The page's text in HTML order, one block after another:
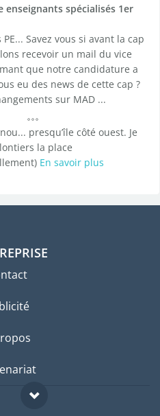
enseignants spécialisés 1er
Savez vous si avant la cap
recevoir un mail du vice
que notre candidature a
eu des news de cette cap ?
sur MAD ...
presqu’île côté ouest. Je
la place
En savoir plus